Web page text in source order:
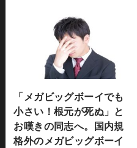
「メガビッグボーイでも
小さい！根元が死ぬ」と
お嘆きの同志へ。国内規
格外のメガビッグボーイ